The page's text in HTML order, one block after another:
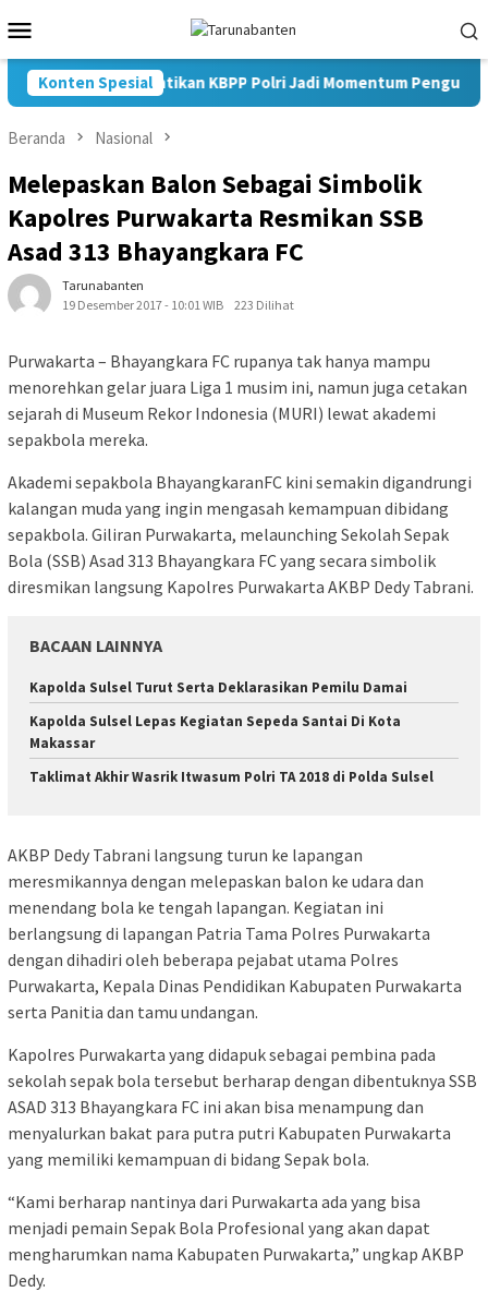
ke
kontenMobile
Konten SpesialPelantikan KBPP Polri Jadi Momentum Penguatan
Beranda Nasional
Melepaskan Balon Sebagai Simbolik
Kapolres Purwakarta Resmikan SSB
Asad 313 Bhayangkara FC
Tarunabanten
19 Desember 2017 - 10:01 WIB
223 Dilihat
Purwakarta – Bhayangkara FC rupanya tak hanya mampu
menorehkan gelar juara Liga 1 musim ini, namun juga cetakan
sejarah di Museum Rekor Indonesia (MURI) lewat akademi
sepakbola mereka.
Akademi sepakbola BhayangkaranFC kini semakin digandrungi
kalangan muda yang ingin mengasah kemampuan dibidang
sepakbola. Giliran Purwakarta, melaunching Sekolah Sepak
Bola (SSB) Asad 313 Bhayangkara FC yang secara simbolik
diresmikan langsung Kapolres Purwakarta AKBP Dedy Tabrani.
BACAAN LAINNYA
Kapolda Sulsel Turut Serta Deklarasikan Pemilu Damai
Kapolda Sulsel Lepas Kegiatan Sepeda Santai Di Kota
Makassar
Taklimat Akhir Wasrik Itwasum Polri TA 2018 di Polda Sulsel
AKBP Dedy Tabrani langsung turun ke lapangan
meresmikannya dengan melepaskan balon ke udara dan
menendang bola ke tengah lapangan. Kegiatan ini
berlangsung di lapangan Patria Tama Polres Purwakarta
dengan dihadiri oleh beberapa pejabat utama Polres
Purwakarta, Kepala Dinas Pendidikan Kabupaten Purwakarta
serta Panitia dan tamu undangan.
Kapolres Purwakarta yang didapuk sebagai pembina pada
sekolah sepak bola tersebut berharap dengan dibentuknya SSB
ASAD 313 Bhayangkara FC ini akan bisa menampung dan
menyalurkan bakat para putra putri Kabupaten Purwakarta
yang memiliki kemampuan di bidang Sepak bola.
“Kami berharap nantinya dari Purwakarta ada yang bisa
menjadi pemain Sepak Bola Profesional yang akan dapat
mengharumkan nama Kabupaten Purwakarta,” ungkap AKBP
Dedy.